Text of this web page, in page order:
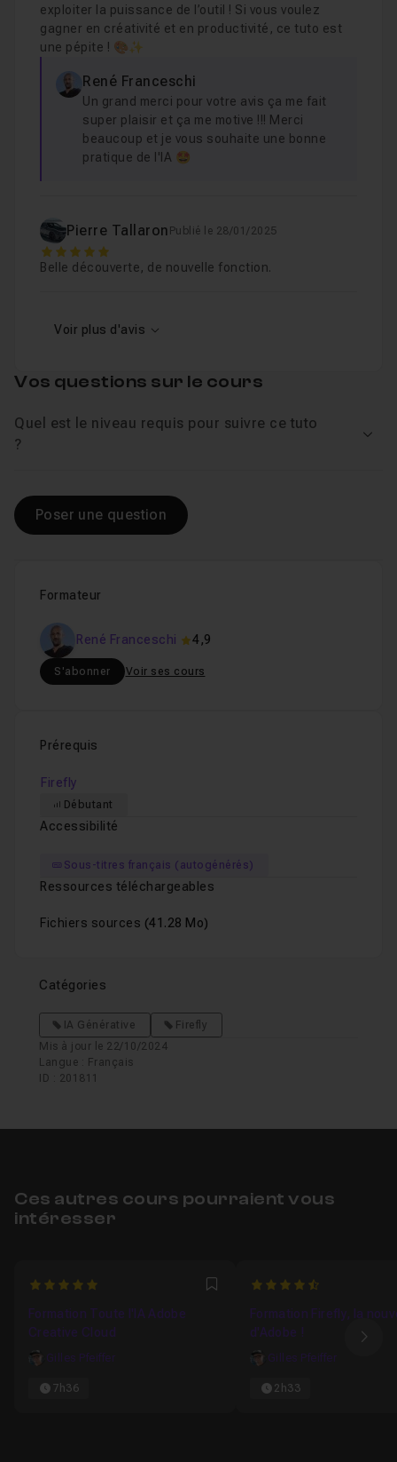
exploiter la puissance de l’outil ! Si vous voulez
gagner en créativité et en productivité, ce tuto est
une pépite ! 🎨✨
René Franceschi
Un grand merci pour votre avis ça me fait
super plaisir et ça me motive !!! Merci
beaucoup et je vous souhaite une bonne
pratique de l'IA 🤩
Pierre Tallaron Publié le 28/01/2025
5
Belle découverte, de nouvelle fonction.
Voir plus d'avis
Formateur
René Franceschi 4,9
S'abonner Voir ses cours
Prérequis
Firefly
Débutant
Accessibilité
Sous-titres français (autogénérés)
Ressources téléchargeables
Fichiers sources (41.28 Mo)
Catégories
IA Générative
Firefly
Mis à jour le 22/10/2024
Langue : Français
ID : 201811
Vos questions sur le cours
Quel est le niveau requis pour suivre ce tuto
?
Poser une question
Ces autres cours pourraient vous
intéresser
5 Favori
Formation Toute l'IA Adobe
Creative Cloud
Gilles Pfeiffer
7h36
4.6470588235294
Formation Firefly, la
d'Adobe !
Gilles Pfeiffer
2h33